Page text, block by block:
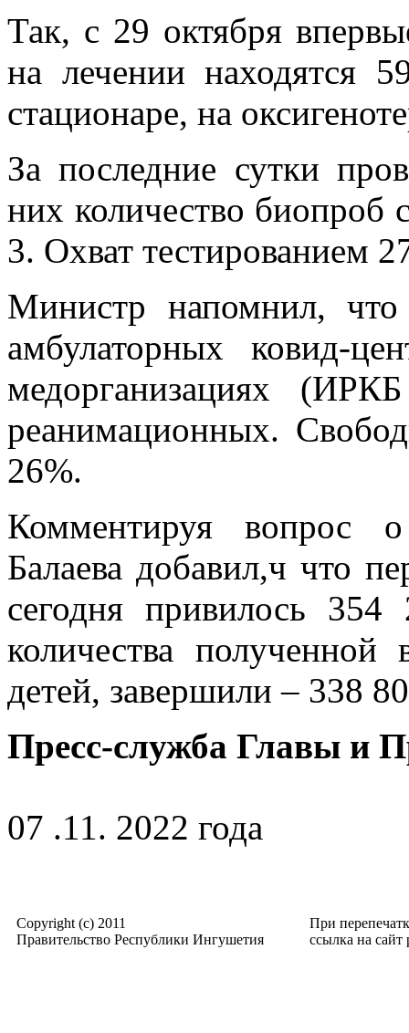
Так, с 29 октября
на лечении находятся
стационаре, на
За последние сутки
них количество биопроб
3. Охват тестированием
Министр напомнил,
амбулаторных ковид-
медорганизациях
реанимационных.
26%.
Комментируя вопрос
Балаева добавил,ч что
сегодня привилось
количества
детей, завершили – 338
Пресс-служба Главы и
07 .11. 2022 года
Copyright (c) 2011
Правительство Республики Ингушетия
При
ссылка на сайт